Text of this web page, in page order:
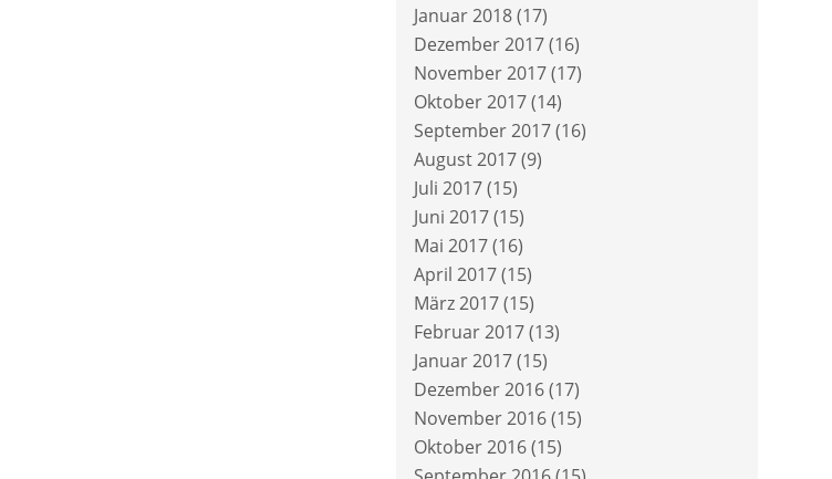
Januar 2018(17)
Dezember 2017(16)
November 2017(17)
Oktober 2017(14)
September 2017(16)
August 2017(9)
Juli 2017(15)
Juni 2017(15)
Mai 2017(16)
April 2017(15)
März 2017(15)
Februar 2017(13)
Januar 2017(15)
Dezember 2016(17)
November 2016(15)
Oktober 2016(15)